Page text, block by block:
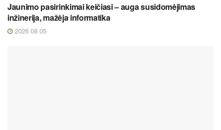
Jaunimo pasirinkimai keičiasi – auga susidomėjimas
inžinerija, mažėja informatika
2026 08 05